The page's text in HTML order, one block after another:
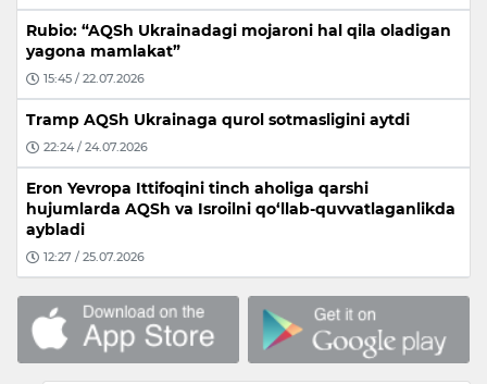
Rubio: “AQSh Ukrainadagi mojaroni hal qila oladigan
yagona mamlakat”
15:45 / 22.07.2026
Tramp AQSh Ukrainaga qurol sotmasligini aytdi
22:24 / 24.07.2026
Eron Yevropa Ittifoqini tinch aholiga qarshi
hujumlarda AQSh va Isroilni qo‘llab-quvvatlaganlikda
aybladi
12:27 / 25.07.2026